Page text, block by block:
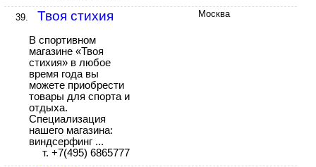
39. Твоя стихия
В спортивном
магазине «Твоя
стихия» в любое
время года вы
можете приобрести
товары для спорта и
отдыха.
Специализация
нашего магазина:
виндсерфинг ...
т. +7(495) 6865777
Москва